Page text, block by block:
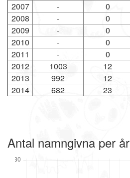
2007
-
0
2008
-
0
2009
-
0
2010
-
0
2011
-
0
2012
1003
12
2013
992
12
2014
682 23
Antal namngivna per år